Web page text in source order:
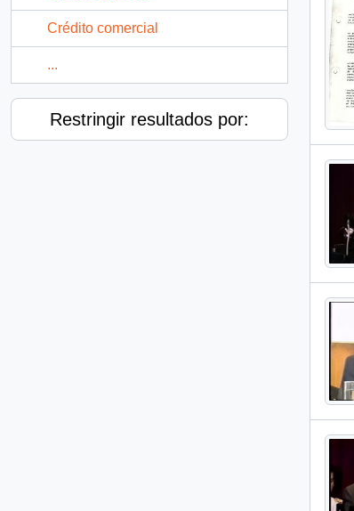
Crédito comercial
...
Restringir resultados por: